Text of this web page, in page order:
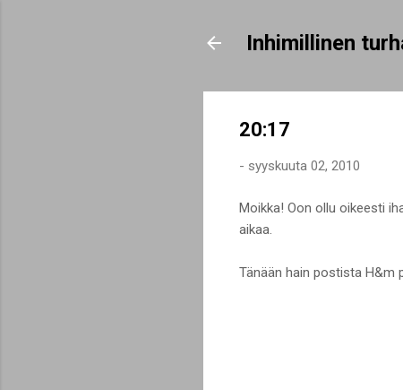
Inhimillinen
20:17
- syyskuuta 02, 2010
Moikka! Oon ollu oikeesti
aikaa.
Tänään hain postista H&m